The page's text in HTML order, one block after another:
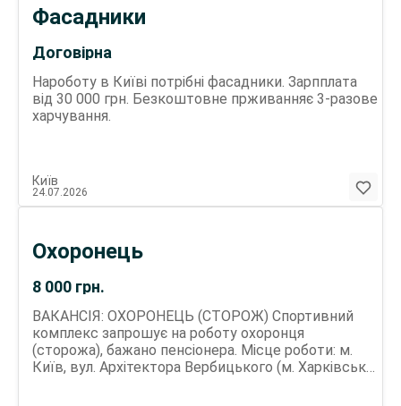
Договірна
Фасадники
Нароботу в Київі потрібні фасадники. Зарпплата
від 30 000 грн. Безкоштовне прживанняє 3-разове
харчування.
Київ
24.07.2026
8 000 грн.
Охоронець
ВАКАНСІЯ: ОХОРОНЕЦЬ (СТОРОЖ) Спортивний
комплекс запрошує на роботу охоронця
(сторожа), бажано пенсіонера. Місце роботи: м.
Київ, вул. Архітектора Вербицького (м. Харківська,